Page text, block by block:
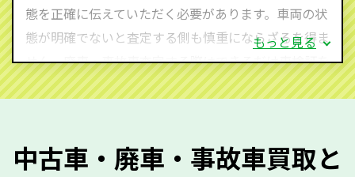
態を正確に伝えていただく必要があります。車両の状
態が明確でないと査定する側も慎重にならざるを得ま
せん。廃車・事故車査定する際はできるだけ車検証を
ご準備ください。車検証があることで車両状態や年式
質問させていただく内容は以下の通りとなります。
もっと見る
中古車・廃車・事故車買取と